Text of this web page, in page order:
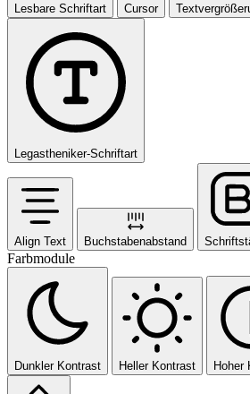
Lesbare Schriftart Cursor
Legastheniker-Schriftart
Align Text Buchstabenabstand
Farbmodule
Dunkler Kontrast Heller Kontrast Hoher